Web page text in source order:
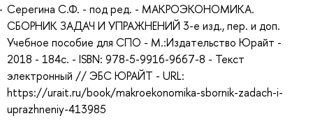
Серегина С.Ф. - под ред. - МАКРОЭКОНОМИКА.
СБОРНИК ЗАДАЧ И УПРАЖНЕНИЙ 3-е изд., пер. и доп.
Учебное пособие для СПО - М.:Издательство Юрайт -
2018 - 184с. - ISBN: 978-5-9916-9667-8 - Текст
электронный // ЭБС ЮРАЙТ - URL:
https://urait.ru/book/makroekonomika-sbornik-zadach-i-
uprazhneniy-413985